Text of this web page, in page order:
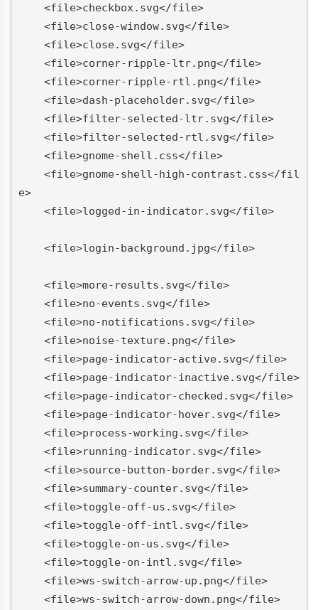
    <file>checkbox.svg</file>
    <file>close-window.svg</file>
    <file>close.svg</file>
    <file>corner-ripple-ltr.png</file>
    <file>corner-ripple-rtl.png</file>
    <file>dash-placeholder.svg</file>
    <file>filter-selected-ltr.svg</file>
    <file>filter-selected-rtl.svg</file>
    <file>gnome-shell.css</file>
e>
    <file>logged-in-indicator.svg</file>
    <file>login-background.jpg</file>
    <file>more-results.svg</file>
    <file>no-events.svg</file>
    <file>no-notifications.svg</file>
    <file>noise-texture.png</file>
    <file>page-indicator-active.svg</file>
    <file>page-indicator-inactive.svg</file>
    <file>page-indicator-checked.svg</file>
    <file>page-indicator-hover.svg</file>
    <file>process-working.svg</file>
    <file>running-indicator.svg</file>
    <file>source-button-border.svg</file>
    <file>summary-counter.svg</file>
    <file>toggle-off-us.svg</file>
    <file>toggle-off-intl.svg</file>
    <file>toggle-on-us.svg</file>
    <file>toggle-on-intl.svg</file>
    <file>ws-switch-arrow-up.png</file>
    <file>ws-switch-arrow-down.png</file>